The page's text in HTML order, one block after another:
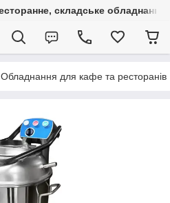
складське обладнання
Обладнання для кафе та ресторанів